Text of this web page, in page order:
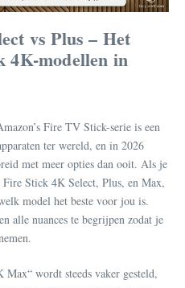
vs Plus – Het
4K-modellen in
Fire TV Stick-serie is een
ter wereld, en in 2026
met meer opties dan ooit. Als je
Fire Stick 4K Select, Plus, en Max,
model het beste voor jou is.
alle nuances te begrijpen zodat je
wordt steeds vaker gesteld,